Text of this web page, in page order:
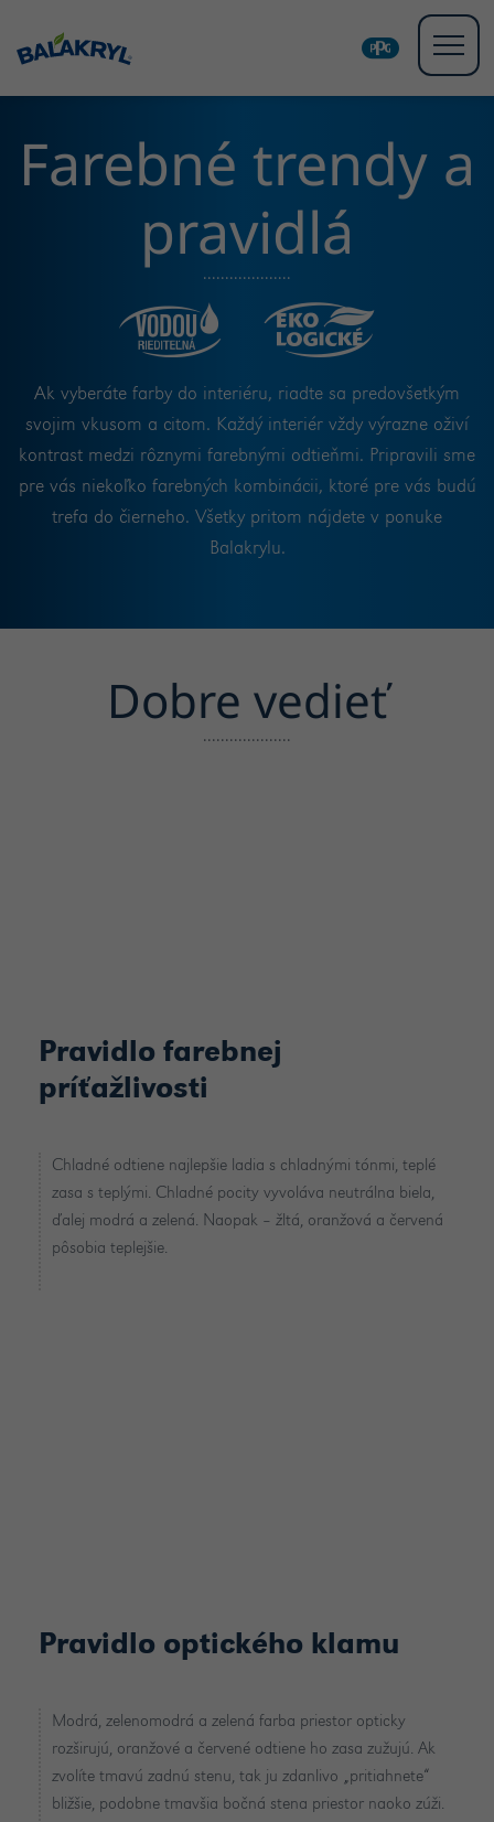
Farebné trendy a
pravidlá
Ak vyberáte farby do interiéru, riadte sa predovšetkým
svojim vkusom a citom. Každý interiér vždy výrazne oživí
kontrast medzi rôznymi farebnými odtieňmi. Pripravili sme
pre vás niekoľko farebných kombinácii, ktoré pre vás budú
trefa do čierneho. Všetky pritom nájdete v ponuke
Balakrylu.
Dobre vedieť
Pravidlo farebnej
príťažlivosti
Chladné odtiene najlepšie ladia s chladnými tónmi, teplé
zasa s teplými. Chladné pocity vyvoláva neutrálna biela,
ďalej modrá a zelená. Naopak ‒ žltá, oranžová a červená
pôsobia teplejšie.
Pravidlo optického klamu
Modrá, zelenomodrá a zelená farba priestor opticky
rozširujú, oranžové a červené odtiene ho zasa zužujú. Ak
zvolíte tmavú zadnú stenu, tak ju zdanlivo „pritiahnete“
bližšie, podobne tmavšia bočná stena priestor naoko zúži.